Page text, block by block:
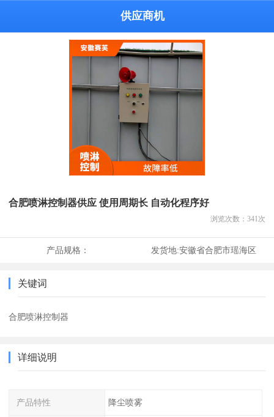
供应商机
合肥喷淋控制器供应 使用周期长 自动化程序好
浏览次数： 341 次
产品规格： 发货地:安徽省合肥市瑶海区
关键词
合肥喷淋控制器
详细说明
产品特性 降尘喷雾